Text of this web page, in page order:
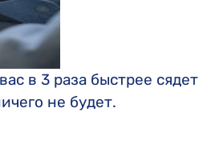
в 3 раза быстрее сядет
не будет.